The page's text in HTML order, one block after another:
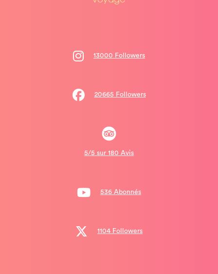
13000 Followers
20665 Followers
5/5 sur 180 Avis
536 Abonnés
1104 Followers